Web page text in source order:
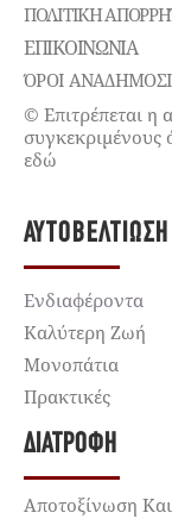
ΠΟΛΙΤΙΚΉ
ΕΠΙΚΟΙΝΩΝΊΑ
ΌΡΟΙ
© Επιτρέπεται η
συγκεκριμένους
εδώ
ΑΥΤΟΒΕΛΤΊΩΣΗ
Ενδιαφέροντα
Καλύτερη Ζωή
Μονοπάτια
Πρακτικές
ΔΙΑΤΡΟΦΉ
Αποτοξίνωση